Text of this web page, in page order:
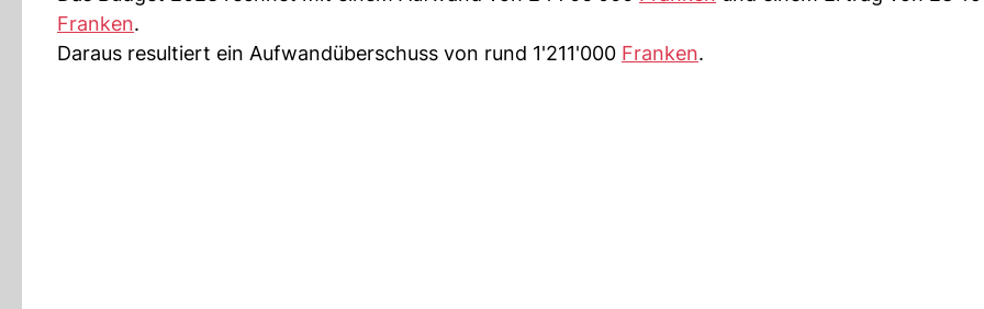
Franken.
Daraus resultiert ein Aufwandüberschuss von rund 1'211'000 Franken.